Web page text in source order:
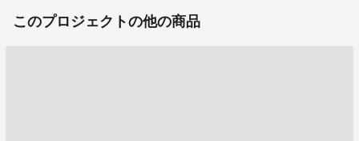
このプロジェクトの他の商品